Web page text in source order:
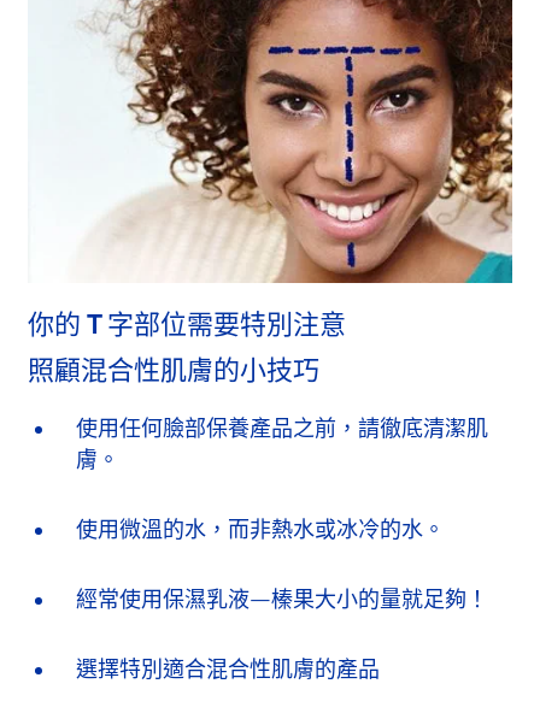
你的 T 字部位需要特別注意
照顧混合性肌膚的小技巧
使用任何臉部保養產品之前，請徹底清潔肌
膚。
使用微溫的水，而非熱水或冰冷的水。
經常使用保濕乳液—榛果大小的量就足夠！
選擇特別適合混合性肌膚的產品